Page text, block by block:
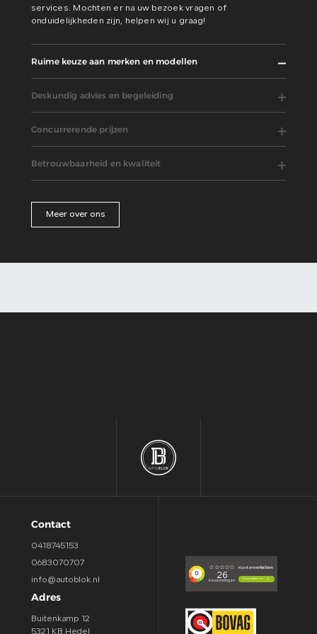
services. Mochten er na uw bezoek vragen of
onduidelijkheden zijn, helpen wij u graag!
Ruime keuze aan merken en modellen
Deskundig advies en begeleiding
Concurrerende prijzen
Betrouwbaarheid en kwaliteit
Meer over ons
Contact
0418745153
0683070707
info@autoblok.nl
Adres
Buitenkamp 12
5321 KB Hedel